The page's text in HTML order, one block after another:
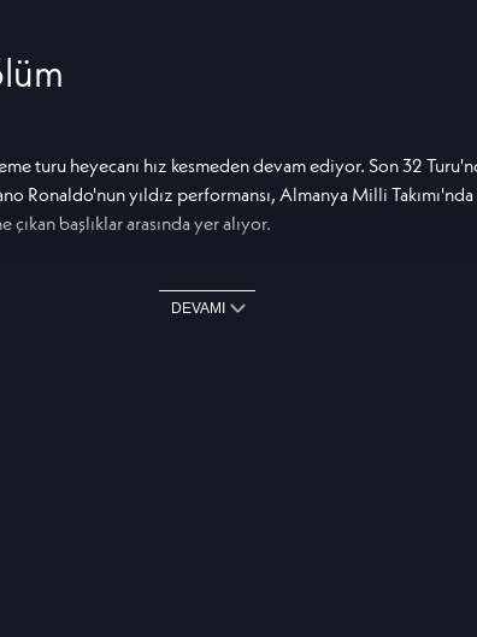
turu heyecanı hız kesmeden devam ediyor. Son 32
Ronaldo'nun yıldız performansı, Almanya Milli
başlıklar arasında yer alıyor.
yine takımını sırtlarken maçın oyuncusu seçildi. Tecrübeli
uyandırdı.
direktör Julian Nagelsmann ile yollar ayrıldı. Alman Futbol
olayları organizasyonun önüne geçti. Mısır ve
DEVAMI